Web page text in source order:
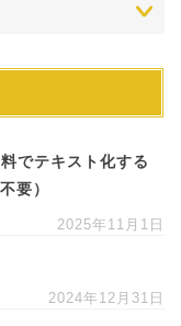
でテキスト化する
要）
2025年11月1日
2024年12月31日